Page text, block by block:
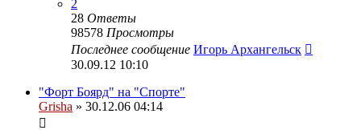
2
28 Ответы
98578 Просмотры
Последнее сообщение Игорь Архангельск
30.09.12 10:10
"Форт Боярд" на "Спорте"
Grisha » 30.12.06 04:14